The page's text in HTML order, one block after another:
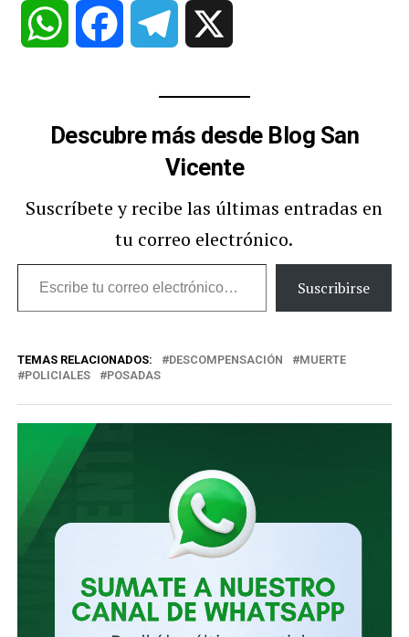
WhatsApp Facebook Telegram
Descubre más desde Blog San
Vicente
Suscríbete y recibe las últimas entradas en
tu correo electrónico.
Escribe
tu
electrónico…
Suscribirse
TEMAS RELACIONADOS: DESCOMPENSACIÓN
MUERTE
POLICIALES
POSADAS